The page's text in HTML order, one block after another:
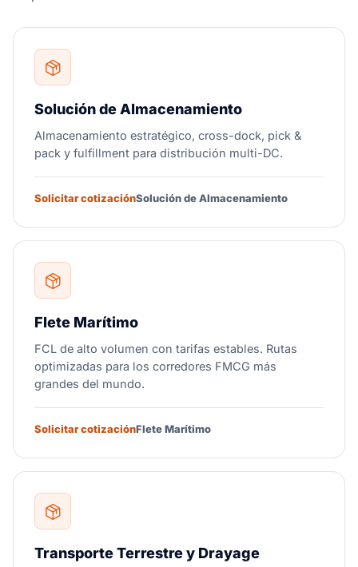
Solución de Almacenamiento
Almacenamiento estratégico, cross-dock, pick &
pack y fulfillment para distribución multi-DC.
Solicitar cotizaciónSolución de Almacenamiento
Flete Marítimo
FCL de alto volumen con tarifas estables. Rutas
optimizadas para los corredores FMCG más
grandes del mundo.
Solicitar cotizaciónFlete Marítimo
Transporte Terrestre y Drayage